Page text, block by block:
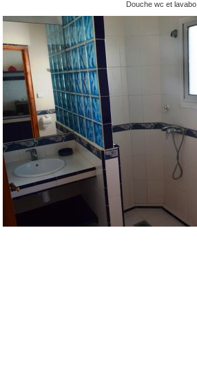
Douche wc et lavabo